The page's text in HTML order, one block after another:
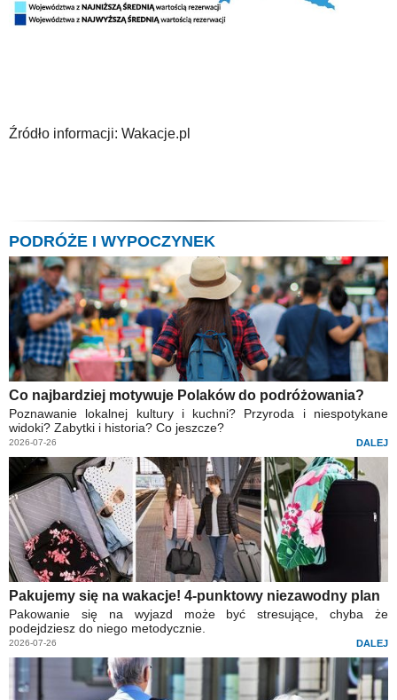
Źródło informacji: Wakacje.pl
PODRÓŻE I WYPOCZYNEK
Co najbardziej motywuje Polaków do podróżowania?
Poznawanie lokalnej kultury i kuchni? Przyroda i niespotykane
widoki? Zabytki i historia? Co jeszcze?
2026-07-26 DALEJ
Pakujemy się na wakacje! 4-punktowy niezawodny plan
Pakowanie się na wyjazd może być stresujące, chyba że
podejdziesz do niego metodycznie.
2026-07-26 DALEJ